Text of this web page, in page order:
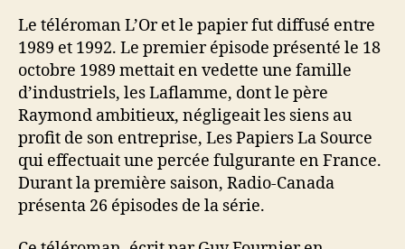
Le téléroman L’Or et le papier fut diffusé entre
1989 et 1992. Le premier épisode présenté le 18
octobre 1989 mettait en vedette une famille
d’industriels, les Laflamme, dont le père
Raymond ambitieux, négligeait les siens au
profit de son entreprise, Les Papiers La Source
qui effectuait une percée fulgurante en France.
Durant la première saison, Radio-Canada
présenta 26 épisodes de la série.